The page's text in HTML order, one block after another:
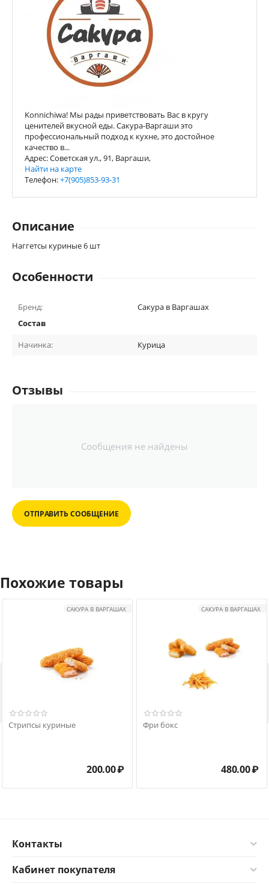
Konnichiwa! Мы рады приветствовать Вас в кругу
ценителей вкусной еды. Сакура-Варгаши это
профессиональный подход к кухне, это достойное
качество в...
Адрес: Советская ул., 91, Варгаши,
Найти на карте
Телефон:+7(905)853-93-31
Описание
Наггетсы куриные 6 шт
Особенности
Бренд:
Сакура в Варгашах
Состав
Начинка:
Курица
Отзывы
Сообщения не найдены
ОТПРАВИТЬ СООБЩЕНИЕ
Похожие товары
САКУРА В ВАРГАШАХ
Стрипсы куриные
200.00₽
САКУРА В ВАРГАШАХ
Фри бокс
480.00₽
Контакты
Кабинет покупателя